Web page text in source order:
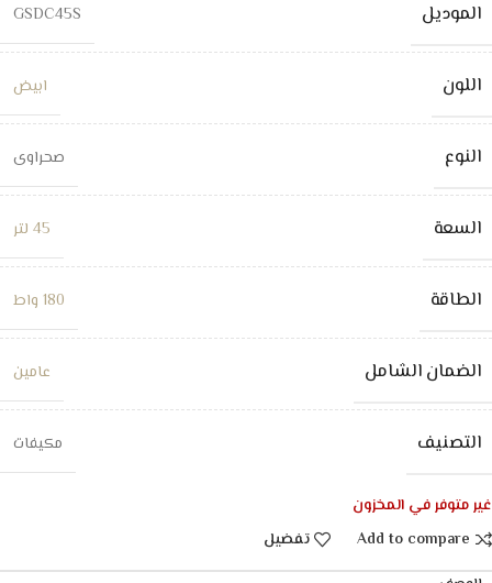
الموديل GSDC45S
اللون ابيض
النوع صحراوى
السعة 45 لتر
الطاقة 180 واط
الضمان الشامل عامين
التصنيف مكيفات
غير متوفر في المخزون
Add to compare
تفضيل